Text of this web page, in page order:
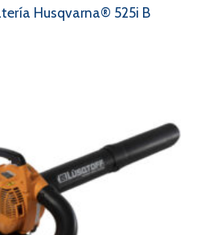
Husqvarna® 525i B